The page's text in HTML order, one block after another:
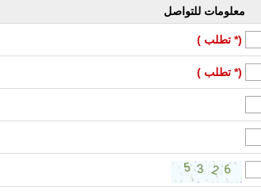
معلومات للتواصل
(* تطلب )
(* تطلب )